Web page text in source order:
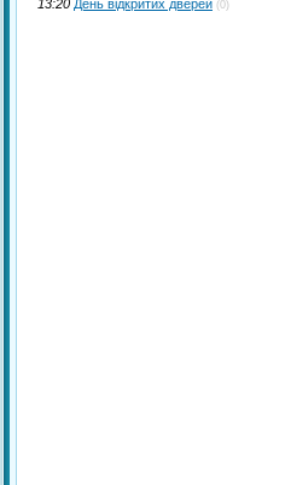
13:20 День відкритих дверей (0)